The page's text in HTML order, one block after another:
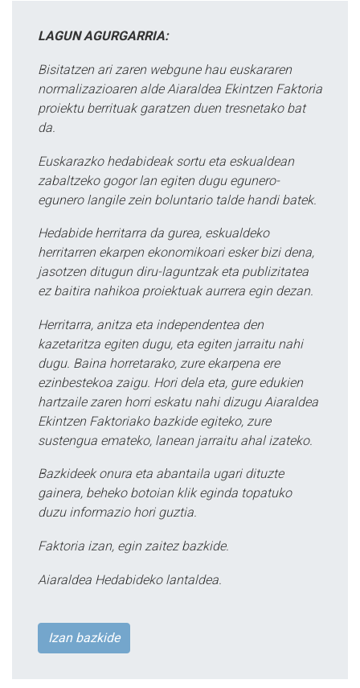
LAGUN AGURGARRIA:
Bisitatzen ari zaren webgune hau euskararen
normalizazioaren alde Aiaraldea Ekintzen Faktoria
proiektu berrituak garatzen duen tresnetako bat
da.
Euskarazko hedabideak sortu eta eskualdean
zabaltzeko gogor lan egiten dugu egunero-
egunero langile zein boluntario talde handi batek.
Hedabide herritarra da gurea, eskualdeko
herritarren ekarpen ekonomikoari esker bizi dena,
jasotzen ditugun diru-laguntzak eta publizitatea
ez baitira nahikoa proiektuak aurrera egin dezan.
Herritarra, anitza eta independentea den
kazetaritza egiten dugu, eta egiten jarraitu nahi
dugu. Baina horretarako, zure ekarpena ere
ezinbestekoa zaigu. Hori dela eta, gure edukien
hartzaile zaren horri eskatu nahi dizugu Aiaraldea
Ekintzen Faktoriako bazkide egiteko, zure
sustengua emateko, lanean jarraitu ahal izateko.
Bazkideek onura eta abantaila ugari dituzte
gainera, beheko botoian klik eginda topatuko
duzu informazio hori guztia.
Faktoria izan, egin zaitez bazkide.
Aiaraldea Hedabideko lantaldea.
Izan bazkide